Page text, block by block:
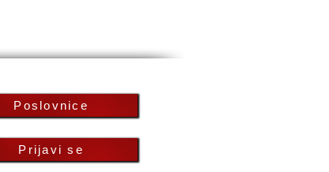
Poslovnice
Prijavi se